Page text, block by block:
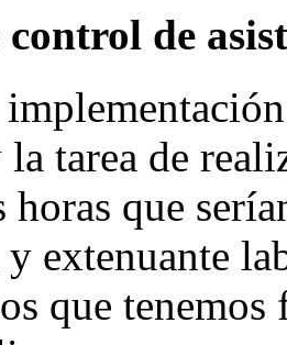
control de
la tarea de
horas que
extenuante
que